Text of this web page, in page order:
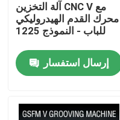
منزل
آلة التخزين CNC V مع
محرك القدم الهيدروليكي
للباب - النموذج 1225
إرسال استفسار